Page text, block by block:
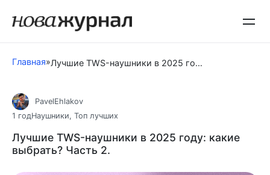
Главная» Лучшие TWS-наушники в 2025 году: какие выбрать? Часть 2.
PavelEhlakov
1 годНаушники, Топ лучших
Лучшие TWS-наушники в 2025 году: какие
выбрать? Часть 2.